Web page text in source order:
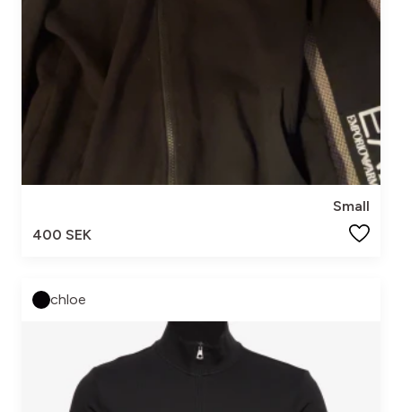
Small
400 SEK
chloe